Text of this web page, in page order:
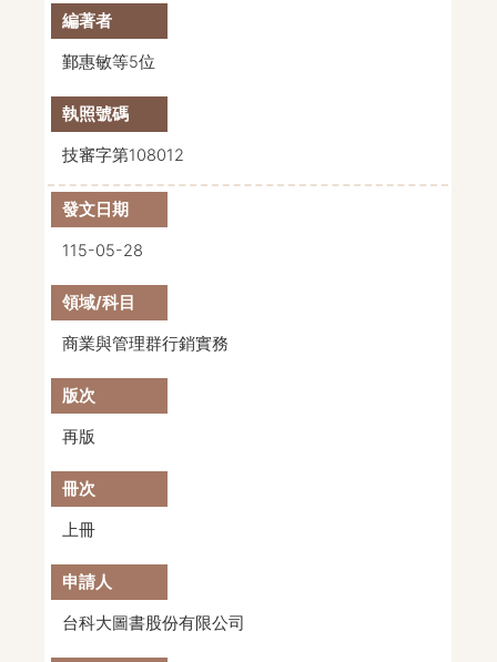
鄞惠敏等5位
技審字第108012
115-05-28
商業與管理群行銷實務
再版
上冊
台科大圖書股份有限公司